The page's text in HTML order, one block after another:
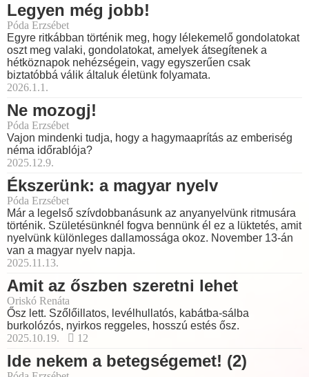
Legyen még jobb!
Póda Erzsébet
Egyre ritkábban történik meg, hogy lélekemelő gondolatokat
oszt meg valaki, gondolatokat, amelyek átsegítenek a
hétköznapok nehézségein, vagy egyszerűen csak
biztatóbbá válik általuk életünk folyamata.
2026.1.1.
Ne mozogj!
Póda Erzsébet
Vajon mindenki tudja, hogy a hagymaaprítás az emberiség
néma időrablója?
2025.12.9.
Ékszerünk: a magyar nyelv
Póda Erzsébet
Már a legelső szívdobbanásunk az anyanyelvünk ritmusára
történik. Születésünknél fogva bennünk él ez a lüktetés, amit
nyelvünk különleges dallamossága okoz. November 13-án
van a magyar nyelv napja.
2025.11.13.
Amit az őszben szeretni lehet
Oriskó Renáta
Ősz lett. Szőlőillatos, levélhullatós, kabátba-sálba
burkolózós, nyirkos reggeles, hosszú estés ősz.
2025.10.19.
12
Ide nekem a betegségemet! (2)